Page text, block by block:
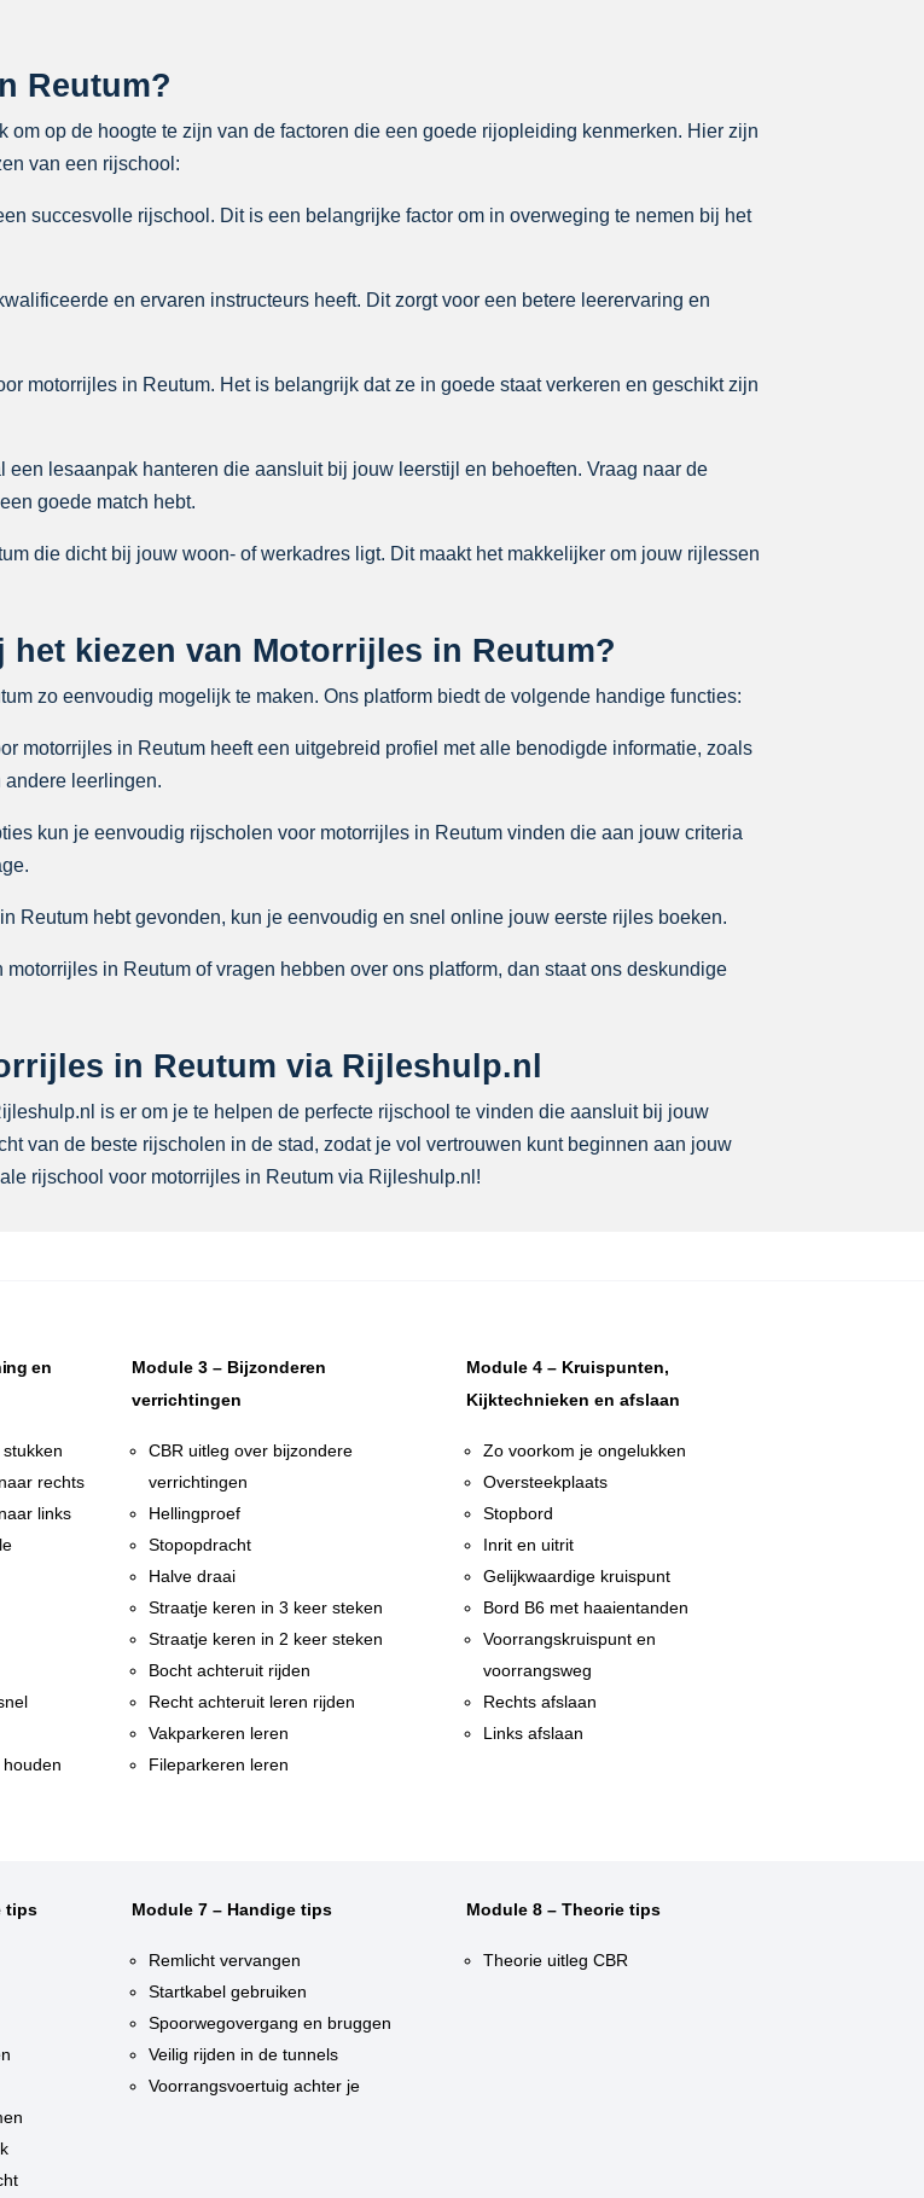
Reutum?
op de hoogte te zijn van de factoren die een goede rijopleiding kenmerken. Hier zijn
van een rijschool:
succesvolle rijschool. Dit is een belangrijke factor om in overweging te nemen bij het
en ervaren instructeurs heeft. Dit zorgt voor een betere leerervaring en
motorrijles in Reutum. Het is belangrijk dat ze in goede staat verkeren en geschikt zijn
lesaanpak hanteren die aansluit bij jouw leerstijl en behoeften. Vraag naar de
goede match hebt.
die dicht bij jouw woon- of werkadres ligt. Dit maakt het makkelijker om jouw rijlessen
kiezen van Motorrijles in Reutum?
zo eenvoudig mogelijk te maken. Ons platform biedt de volgende handige functies:
motorrijles in Reutum heeft een uitgebreid profiel met alle benodigde informatie, zoals
leerlingen.
kun je eenvoudig rijscholen voor motorrijles in Reutum vinden die aan jouw criteria
Reutum hebt gevonden, kun je eenvoudig en snel online jouw eerste rijles boeken.
in Reutum of vragen hebben over ons platform, dan staat ons deskundige
in Reutum via Rijleshulp.nl
is er om je te helpen de perfecte rijschool te vinden die aansluit bij jouw
van de beste rijscholen in de stad, zodat je vol vertrouwen kunt beginnen aan jouw
rijschool voor motorrijles in Reutum via Rijleshulp.nl!
en
rechts
links
Module 3 – Bijzonderen
verrichtingen
CBR uitleg over bijzondere
verrichtingen
Hellingproef
Stopopdracht
Halve draai
Straatje keren in 3 keer steken
Straatje keren in 2 keer steken
Bocht achteruit rijden
Recht achteruit leren rijden
Vakparkeren leren
Fileparkeren leren
Module 4 – Kruispunten,
Kijktechnieken en afslaan
Zo voorkom je ongelukken
Oversteekplaats
Stopbord
Inrit en uitrit
Gelijkwaardige kruispunt
Bord B6 met haaientanden
Voorrangskruispunt en
voorrangsweg
Rechts afslaan
Links afslaan
tips Module 7 – Handige tips
Remlicht vervangen
Startkabel gebruiken
Spoorwegovergang en bruggen
Veilig rijden in de tunnels
Voorrangsvoertuig achter je
Module 8 – Theorie tips
Theorie uitleg CBR